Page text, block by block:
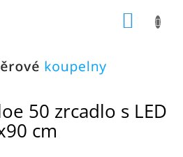
50 zrcadlo s LED
cm